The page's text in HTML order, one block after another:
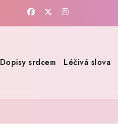
Dopisy srdcem Léčivá slova